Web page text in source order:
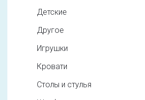
Детские
Другое
Игрушки
Кровати
Столы и стулья